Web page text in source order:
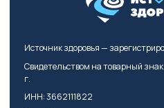
Источник здоровья —
Свидетельством на товарный
г.
ИНН: 3662111822